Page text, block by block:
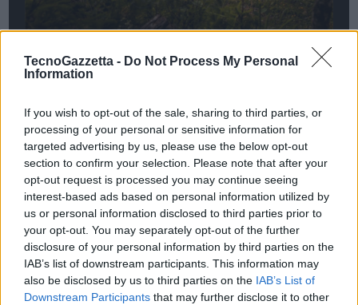
TecnoGazzetta - Do Not Process My Personal
Information
If you wish to opt-out of the sale, sharing to third parties, or
processing of your personal or sensitive information for
targeted advertising by us, please use the below opt-out
section to confirm your selection. Please note that after your
opt-out request is processed you may continue seeing
interest-based ads based on personal information utilized by
us or personal information disclosed to third parties prior to
your opt-out. You may separately opt-out of the further
disclosure of your personal information by third parties on the
IAB’s list of downstream participants. This information may
also be disclosed by us to third parties on the IAB’s List of
Downstream Participants that may further disclose it to other
A4 allroad quattro: assetto rialzato e trazione integrale quattro
S4 ed S4 Avant TDI: motore V6 3.0 TDI da 347 CV e 700 Nm,
tecnologia mild-hybrid a 48 Volt e compressore ad azionamento
elettrico
A4 e A4 Avant: a listino le versioni 2.0 (30) TDI 136 CV e 2.0 (35)
TDI 163 CV MHEV 12 con cambio S tronic
Nelle concessionarie italiane nel corso dell’autunno